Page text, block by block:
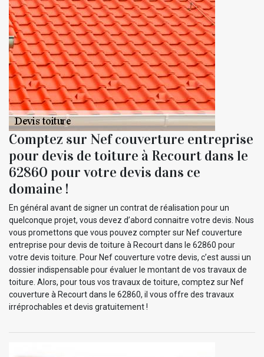
Comptez sur Nef couverture entreprise
pour devis de toiture à Recourt dans le
62860 pour votre devis dans ce
domaine !
En général avant de signer un contrat de réalisation pour un
quelconque projet, vous devez d’abord connaitre votre devis. Nous
vous promettons que vous pouvez compter sur Nef couverture
entreprise pour devis de toiture à Recourt dans le 62860 pour
votre devis toiture. Pour Nef couverture votre devis, c’est aussi un
dossier indispensable pour évaluer le montant de vos travaux de
toiture. Alors, pour tous vos travaux de toiture, comptez sur Nef
couverture à Recourt dans le 62860, il vous offre des travaux
irréprochables et devis gratuitement !